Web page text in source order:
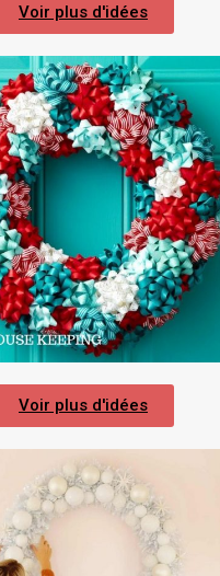
Voir plus d'idées
Voir plus d'idées